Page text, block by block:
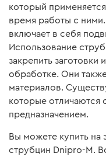
который
время работы с
включает в себя
Использование
закрепить
обработке. Они
материалов.
которые отличаются
предназначением.
Вы можете купить на
струбцин Dnipro-M.